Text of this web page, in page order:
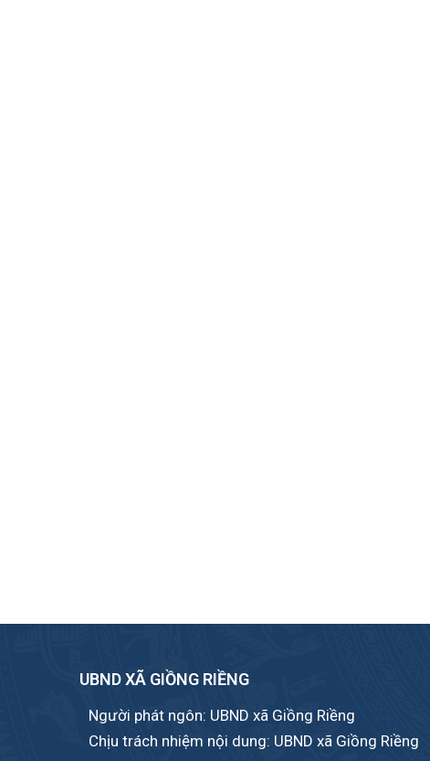
UBND XÃ GIỒNG RIỀNG
Người phát ngôn: UBND xã Giồng Riềng
Chịu trách nhiệm nội dung: UBND xã Giồng Riềng